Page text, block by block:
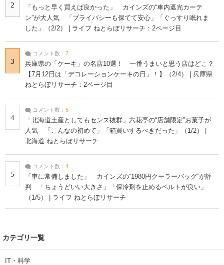
2
「もっと早く買えば良かった」 カインズの“車内遮光カーテ
ン”が大人気 「プライバシーも保てて安心」「ぐっすり眠れま
した」（2/2） | ライフ ねとらぼリサーチ：2ページ目
3
コメント数： 7
兵庫県の「ケーキ」の名店10選！ 一番うまいと思う店はどこ？
【7月12日は「デコレーションケーキの日」！】（2/4） | 兵庫県
ねとらぼリサーチ：2ページ目
4
コメント数： 5
「北海道土産としてもセンス抜群」六花亭の“店舗限定”お菓子が
人気 「こんなの初めて」「箱買いするべきだった」（1/2） |
北海道 ねとらぼリサーチ
5
コメント数： 4
「車に常備しました」 カインズの“1980円クーラーバッグ”が評
判 「ちょうどいい大きさ」「保冷剤を止めるベルトが良い」
（1/5） | ライフ ねとらぼリサーチ
カテゴリ一覧
IT・科学